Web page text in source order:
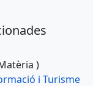
)
i Turisme